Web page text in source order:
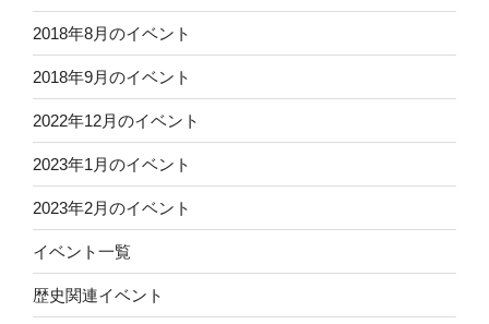
2018年8月のイベント
2018年9月のイベント
2022年12月のイベント
2023年1月のイベント
2023年2月のイベント
イベント一覧
歴史関連イベント